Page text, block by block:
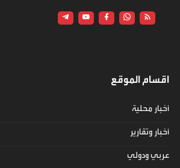
اقسام الموقع
أخبار محلية
أخبار وتقارير
عربي ودولي